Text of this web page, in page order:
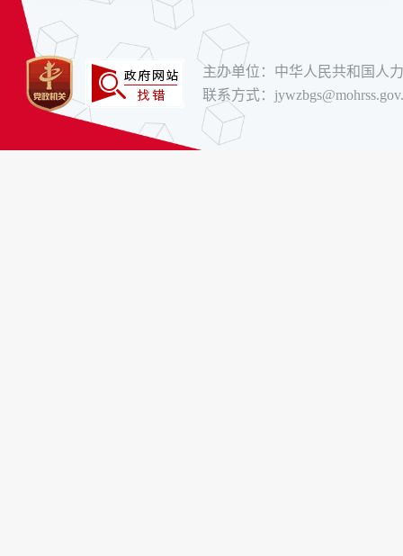
主办单位：中华人民共和国人
联系方式：